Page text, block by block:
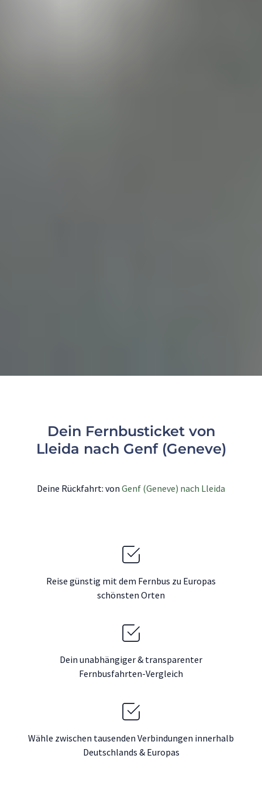
Dein Fernbusticket von
Lleida nach Genf (Geneve)
Deine Rückfahrt: von Genf (Geneve) nach Lleida
Reise günstig mit dem Fernbus zu Europas
schönsten Orten
Dein unabhängiger & transparenter
Fernbusfahrten-Vergleich
Wähle zwischen tausenden Verbindungen innerhalb
Deutschlands & Europas